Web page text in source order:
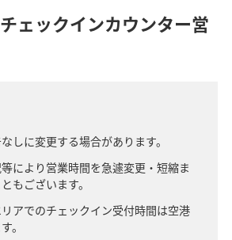
ェックインカウンター営
しに変更する場合があります。
により営業時間を急遽変更・短縮ま
もございます。
アでのチェックイン受付時間は空港
。